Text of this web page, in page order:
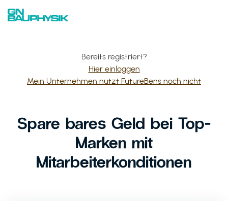
Bereits registriert?
Hier einloggen
Mein Unternehmen nutzt FutureBens noch nicht
Spare bares Geld bei Top-
Marken mit
Mitarbeiterkonditionen